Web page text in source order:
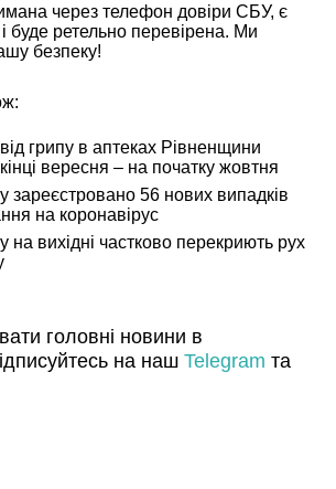
через телефон довіри СБУ, є
буде ретельно перевірена. Ми
безпеку!
грипу в аптеках Рівненщини
вересня – на початку жовтня
зареєстровано 56 нових випадків
на коронавірус
на вихідні частково перекриють рух
головні новини в
на наш Telegram та